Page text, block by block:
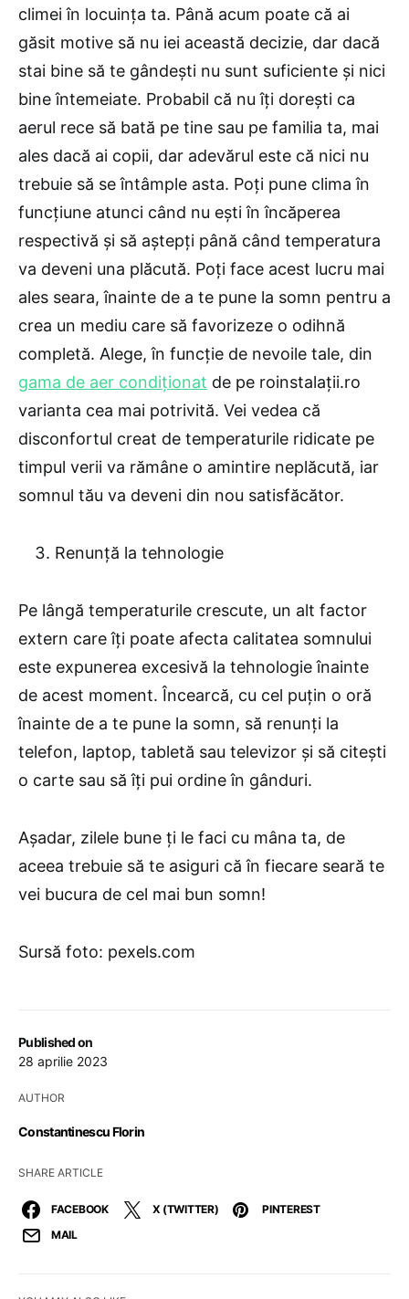
Published on
28 aprilie 2023
AUTHOR
Constantinescu Florin
SHARE ARTICLE
FACEBOOK X (TWITTER)
PINTEREST
MAIL
climei în locuința ta. Până acum poate că ai
găsit motive să nu iei această decizie, dar dacă
stai bine să te gândești nu sunt suficiente și nici
bine întemeiate. Probabil că nu îți dorești ca
aerul rece să bată pe tine sau pe familia ta, mai
ales dacă ai copii, dar adevărul este că nici nu
trebuie să se întâmple asta. Poți pune clima în
funcțiune atunci când nu ești în încăperea
respectivă și să aștepți până când temperatura
va deveni una plăcută. Poți face acest lucru mai
ales seara, înainte de a te pune la somn pentru a
crea un mediu care să favorizeze o odihnă
completă. Alege, în funcție de nevoile tale, din
gama de aer condiționat de pe roinstalații.ro
varianta cea mai potrivită. Vei vedea că
disconfortul creat de temperaturile ridicate pe
timpul verii va rămâne o amintire neplăcută, iar
somnul tău va deveni din nou satisfăcător.
Renunță la tehnologie
Pe lângă temperaturile crescute, un alt factor
extern care îți poate afecta calitatea somnului
este expunerea excesivă la tehnologie înainte
de acest moment. Încearcă, cu cel puțin o oră
înainte de a te pune la somn, să renunți la
telefon, laptop, tabletă sau televizor și să citești
o carte sau să îți pui ordine în gânduri.
Așadar, zilele bune ți le faci cu mâna ta, de
aceea trebuie să te asiguri că în fiecare seară te
vei bucura de cel mai bun somn!
Sursă foto: pexels.com